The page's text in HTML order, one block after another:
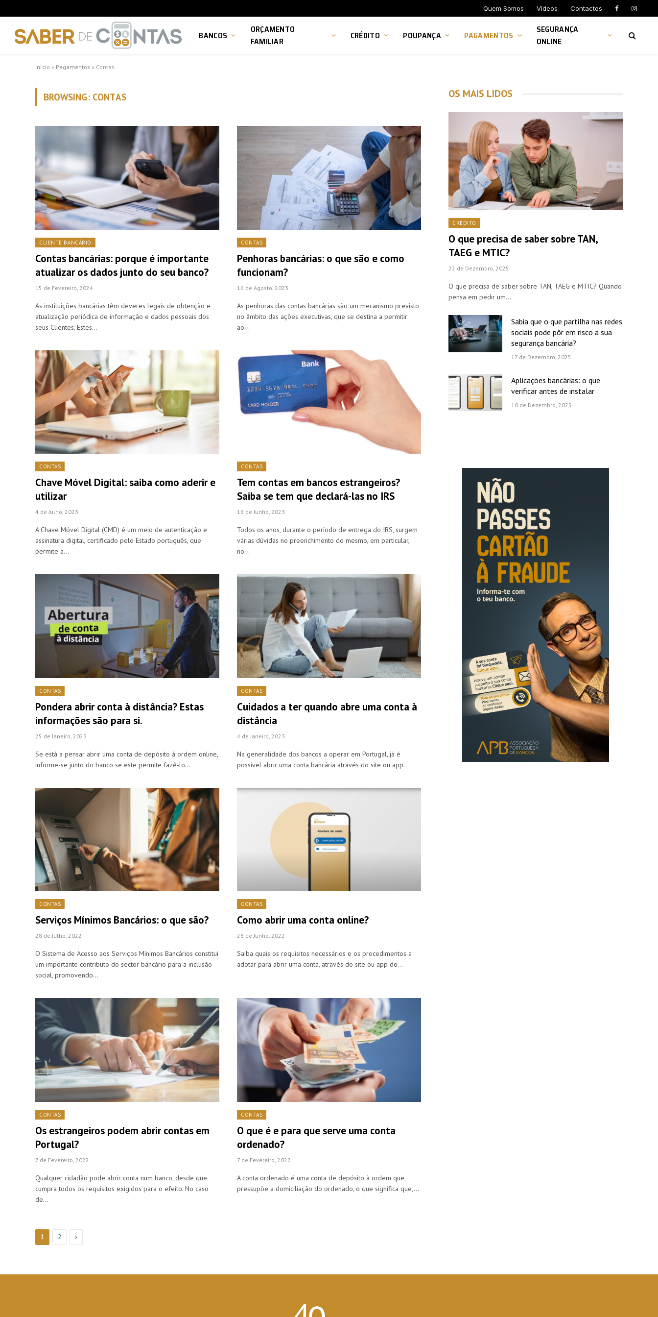
Quem Somos Vídeos Contactos
BANCOS
ORÇAMENTO
FAMILIAR
CRÉDITO POUPANÇA PAGAMENTOS
SEGURANÇA
ONLINE
Início » Pagamentos » Contas
BROWSING: CONTAS
CLIENTE BANCÁRIO
Contas bancárias: porque é importante
atualizar os dados junto do seu banco?
15 de Fevereiro, 2024
As instituições bancárias têm deveres legais de obtenção e
atualização periódica de informação e dados pessoais dos
seus Clientes. Estes…
CONTAS
Penhoras bancárias: o que são e como
funcionam?
16 de Agosto, 2023
As penhoras das contas bancárias são um mecanismo previsto
no âmbito das ações executivas, que se destina a permitir
ao…
CONTAS
Chave Móvel Digital: saiba como aderir e
utilizar
4 de Julho, 2023
A Chave Móvel Digital (CMD) é um meio de autenticação e
assinatura digital, certificado pelo Estado português, que
permite a…
CONTAS
Tem contas em bancos estrangeiros?
Saiba se tem que declará-las no IRS
16 de Junho, 2023
Todos os anos, durante o período de entrega do IRS, surgem
várias dúvidas no preenchimento do mesmo, em particular,
no…
CONTAS
Pondera abrir conta à distância? Estas
informações são para si.
25 de Janeiro, 2023
Se está a pensar abrir uma conta de depósito à ordem online,
informe-se junto do banco se este permite fazê-lo…
CONTAS
Cuidados a ter quando abre uma conta à
distância
4 de Janeiro, 2023
Na generalidade dos bancos a operar em Portugal, já é
possível abrir uma conta bancária através do site ou app…
CONTAS
Serviços Mínimos Bancários: o que são?
28 de Julho, 2022
O Sistema de Acesso aos Serviços Mínimos Bancários constitui
um importante contributo do sector bancário para a inclusão
social, promovendo…
CONTAS
Como abrir uma conta online?
26 de Junho, 2022
Saiba quais os requisitos necessários e os procedimentos a
adotar para abrir uma conta, através do site ou app do…
CONTAS
Os estrangeiros podem abrir contas em
Portugal?
7 de Fevereiro, 2022
Qualquer cidadão pode abrir conta num banco, desde que
cumpra todos os requisitos exigidos para o efeito. No caso
de…
CONTAS
O que é e para que serve uma conta
ordenado?
7 de Fevereiro, 2022
A conta ordenado é uma conta de depósito à ordem que
pressupõe a domiciliação do ordenado, o que significa que,…
1 2 Next
OS MAIS LIDOS
CRÉDITO
O que precisa de saber sobre TAN,
TAEG e MTIC?
22 de Dezembro, 2025
O que precisa de saber sobre TAN, TAEG e MTIC? Quando
pensa em pedir um…
Sabia que o que partilha nas redes
sociais pode pôr em risco a sua
segurança bancária?
17 de Dezembro, 2025
Aplicações bancárias: o que
verificar antes de instalar
10 de Dezembro, 2025